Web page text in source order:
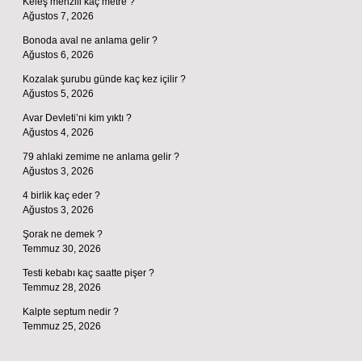
Ağustos 7, 2026
Bonoda aval ne anlama gelir ?
Ağustos 6, 2026
Kozalak şurubu günde kaç kez içilir ?
Ağustos 5, 2026
Avar Devleti’ni kim yıktı ?
Ağustos 4, 2026
79 ahlaki zemime ne anlama gelir ?
Ağustos 3, 2026
4 birlik kaç eder ?
Ağustos 3, 2026
Şorak ne demek ?
Temmuz 30, 2026
Testi kebabı kaç saatte pişer ?
Temmuz 28, 2026
Kalpte septum nedir ?
Temmuz 25, 2026